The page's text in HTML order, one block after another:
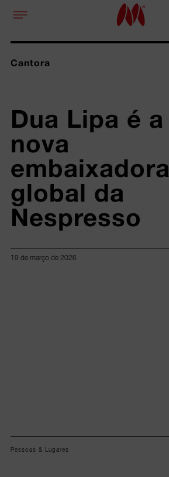
Cantora
Dua Lipa é a
nova
embaixadora
global da
Nespresso
19 de março de 2026
Pessoas & Lugares